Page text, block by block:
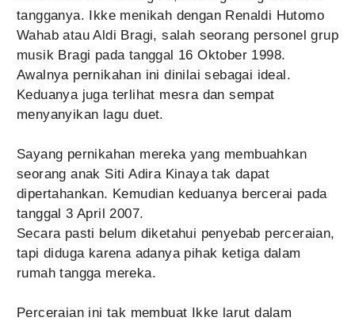
tangganya. Ikke menikah dengan Renaldi Hutomo
Wahab atau Aldi Bragi, salah seorang personel grup
musik Bragi pada tanggal 16 Oktober 1998.
Awalnya pernikahan ini dinilai sebagai ideal.
Keduanya juga terlihat mesra dan sempat
menyanyikan lagu duet.
Sayang pernikahan mereka yang membuahkan
seorang anak Siti Adira Kinaya tak dapat
dipertahankan. Kemudian keduanya bercerai pada
tanggal 3 April 2007.
Secara pasti belum diketahui penyebab perceraian,
tapi diduga karena adanya pihak ketiga dalam
rumah tangga mereka.
Perceraian ini tak membuat Ikke larut dalam